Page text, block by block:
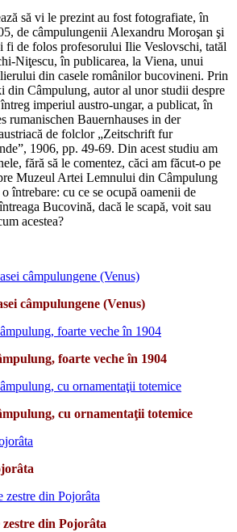
să vi le prezint au fost fotografiate, în
de câmpulungenii Alexandru Moroşan şi
fi de folos profesorului Ilie Veslovschi, tatăl
Niţescu, în publicarea, la Viena, unui
din casele românilor bucovineni. Prin
din Câmpulung, autor al unor studii despre
imperiul austro-ungar, a publicat, în
rumanischen Bauernhauses in der
de folclor „Zeitschrift fur
1906, pp. 49-69. Din acest studiu am
fără să le comentez, căci am făcut-o pe
Muzeul Artei Lemnului din Câmpulung
întrebare: cu ce se ocupă oamenii de
Bucovină, dacă le scapă, voit sau
acestea?
câmpulungene (Venus)
foarte veche în 1904
cu ornamentaţii totemice
din Pojorâta